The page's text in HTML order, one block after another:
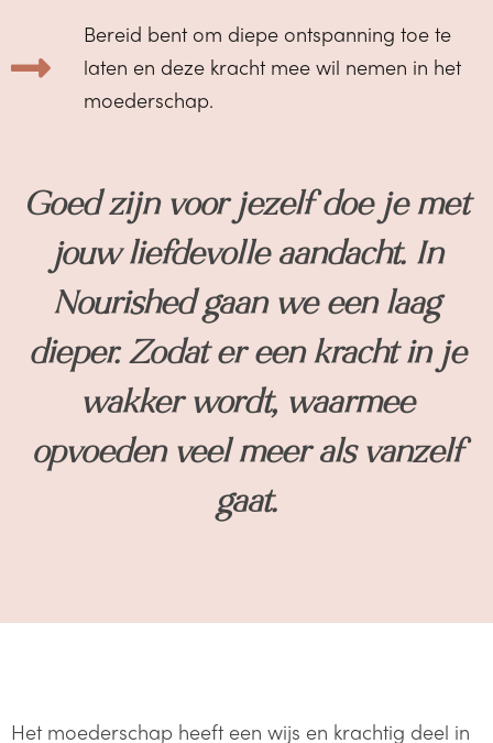
Bereid bent om diepe ontspanning toe te
laten en deze kracht mee wil nemen in het
moederschap.
Goed zijn voor jezelf doe je met
jouw liefdevolle aandacht. In
Nourishedgaan we een laag
dieper. Zodat er een kracht in je
wakker wordt, waarmee
opvoeden veel meer als vanzelf
gaat.
Het moederschap heeft een wijs en krachtig deel in